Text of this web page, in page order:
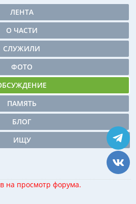
ЛЕНТА
О ЧАСТИ
СЛУЖИЛИ
ФОТО
ПАМЯТЬ
БЛОГ
ИЩУ
на просмотр форума.